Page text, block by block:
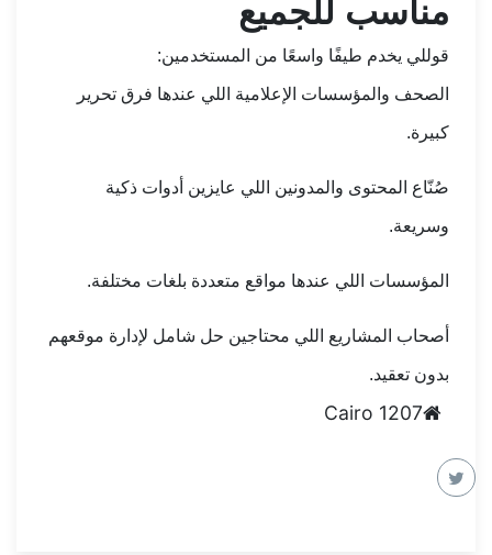
مناسب للجميع
قوللي يخدم طيفًا واسعًا من المستخدمين:
الصحف والمؤسسات الإعلامية اللي عندها فرق تحرير
كبيرة.
صُنّاع المحتوى والمدونين اللي عايزين أدوات ذكية
وسريعة.
المؤسسات اللي عندها مواقع متعددة بلغات مختلفة.
أصحاب المشاريع اللي محتاجين حل شامل لإدارة موقعهم
بدون تعقيد.
Cairo 1207